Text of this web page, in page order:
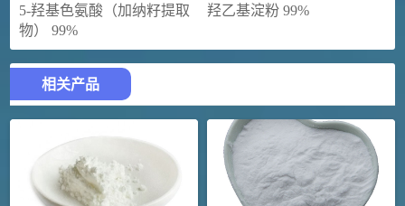
5-羟基色氨酸（加纳籽提取
物） 99%
羟乙基淀粉 99%
相关产品